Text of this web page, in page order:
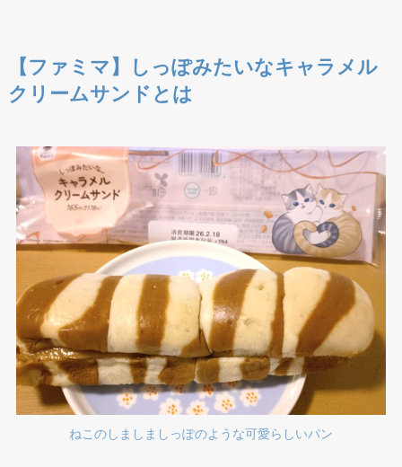
【ファミマ】しっぽみたいなキャラメル
クリームサンドとは
ねこのしましましっぽのような可愛らしいパン